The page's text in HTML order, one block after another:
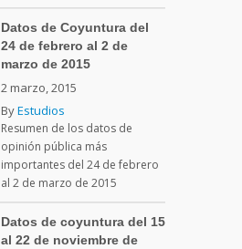
Datos de Coyuntura del
24 de febrero al 2 de
marzo de 2015
2 marzo, 2015
ByEstudios
Resumen de los datos de
opinión pública más
importantes del 24 de febrero
al 2 de marzo de 2015
Datos de coyuntura del 15
al 22 de noviembre de